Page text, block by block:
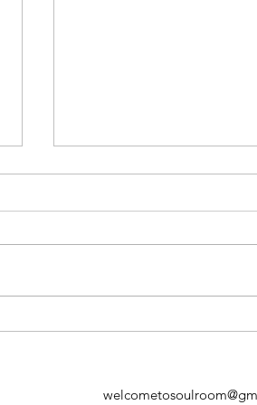
周兆祥博士出新書啦！